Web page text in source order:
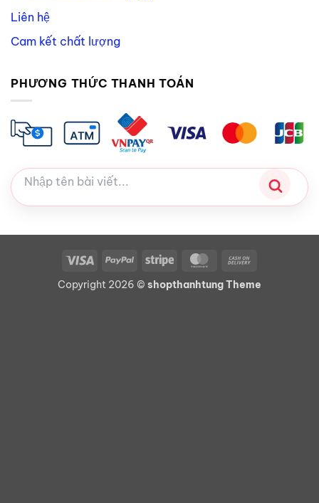
Liên hệ
Cam kết chất lượng
PHƯƠNG THỨC THANH TOÁN
Visa PayPal Stripe MasterCard
Delivery
Copyright 2026 © shopthanhtung Theme